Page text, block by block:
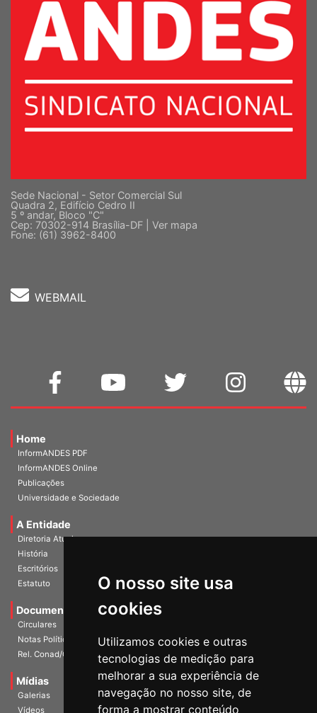
O nosso site usa
cookies
Utilizamos cookies e outras
tecnologias de medição para
melhorar a sua experiência de
navegação no nosso site, de
forma a mostrar conteúdo
Sede Nacional - Setor Comercial Sul
Quadra 2, Edifício Cedro II
5 º andar, Bloco "C"
Cep: 70302-914 Brasília-DF | Ver mapa
Fone: (61) 3962-8400
WEBMAIL
Home
InformANDES PDF
InformANDES Online
Publicações
Universidade e Sociedade
A Entidade
Diretoria Atual
História
Escritórios
Estatuto
Documentos
Circulares
Notas Políticas
Rel. Conad/Congresso
Mídias
Galerias
Vídeos